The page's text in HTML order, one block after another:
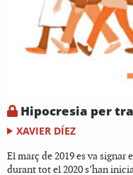
Hipocresia per
XAVIER DÍEZ
El març de 2019 es va signar
durant tot el 2020 s’han